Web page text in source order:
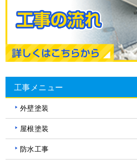
工事メニュー
外壁塗装
屋根塗装
防水工事